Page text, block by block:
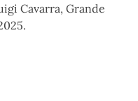
Cavarra, Grande